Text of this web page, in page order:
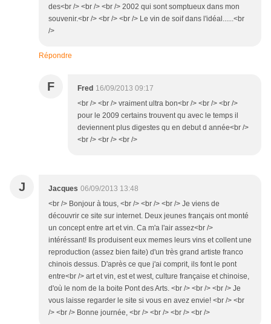
des<br /> <br /> <br /> 2002 qui sont somptueux dans mon
souvenir.<br /> <br /> <br /> Le vin de soif dans l'idéal......<br
/>
Répondre
F Fred 16/09/2013 09:17
<br /> <br /> vraiment ultra bon<br /> <br /> <br />
pour le 2009 certains trouvent qu avec le temps il
deviennent plus digestes qu en debut d année<br />
<br /> <br /> <br />
J Jacques 06/09/2013 13:48
<br /> Bonjour à tous, <br /> <br /> <br /> Je viens de
découvrir ce site sur internet. Deux jeunes français ont monté
un concept entre art et vin. Ca m'a l'air assez<br />
intéréssant! Ils produisent eux memes leurs vins et collent une
reproduction (assez bien faite) d'un très grand artiste franco
chinois dessus. D'après ce que j'ai comprit, ils font le pont
entre<br /> art et vin, est et west, culture française et chinoise,
d'où le nom de la boite Pont des Arts. <br /> <br /> <br /> Je
vous laisse regarder le site si vous en avez envie! <br /> <br
/> <br /> Bonne journée, <br /> <br /> <br /> <br />